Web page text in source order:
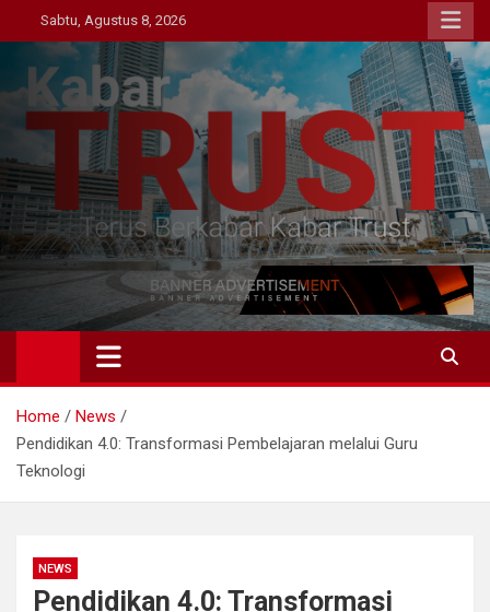
to
content
Sabtu, Agustus 8, 2026
Kabar Trust
Terus Berkabar Kabar Trust
Home
News
Pendidikan 4.0: Transformasi Pembelajaran melalui Guru
Teknologi
NEWS
Pendidikan 4.0: Transformasi